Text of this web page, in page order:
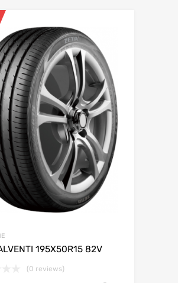
195X50R15 82V
(0 reviews)